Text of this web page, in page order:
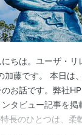
ちは。ユーザ・リ
加藤です。 本日は
お話です。弊社
タビュー記事を掲
長のひとつは、柔